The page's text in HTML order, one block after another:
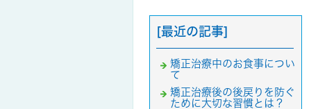
[最近の記事]
矯正治療中のお食事につい
て
矯正治療後の後戻りを防ぐ
ために大切な習慣とは？